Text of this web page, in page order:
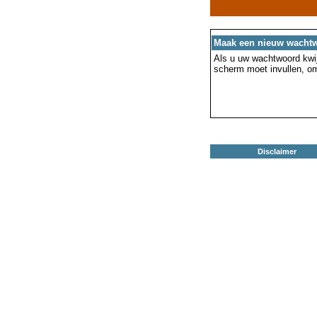
Maak een nieuw
Als u uw wachtwoord
scherm moet invullen,
Disclaimer